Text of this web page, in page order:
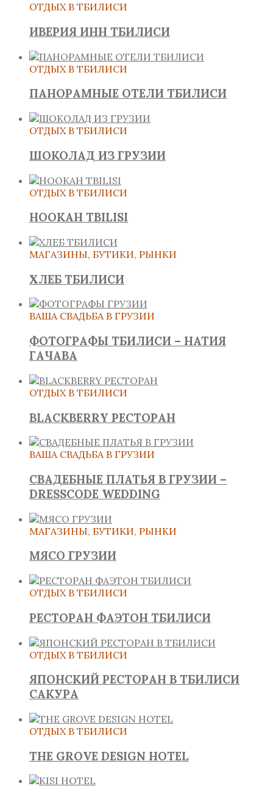
ОТДЫХ В ТБИЛИСИ
ИВЕРИЯ ИНН ТБИЛИСИ
ОТДЫХ В ТБИЛИСИ
ПАНОРАМНЫЕ ОТЕЛИ ТБИЛИСИ
ОТДЫХ В ТБИЛИСИ
ШОКОЛАД ИЗ ГРУЗИИ
ОТДЫХ В ТБИЛИСИ
HOOKAH TBILISI
МАГАЗИНЫ, БУТИКИ, РЫНКИ
ХЛЕБ ТБИЛИСИ
ВАША СВАДЬБА В ГРУЗИИ
ФОТОГРАФЫ ТБИЛИСИ – НАТИЯ
ГАЧАВА
ОТДЫХ В ТБИЛИСИ
BLACKBERRY РЕСТОРАН
ВАША СВАДЬБА В ГРУЗИИ
СВАДЕБНЫЕ ПЛАТЬЯ В ГРУЗИИ –
DRESSCODE WEDDING
МАГАЗИНЫ, БУТИКИ, РЫНКИ
МЯСО ГРУЗИИ
ОТДЫХ В ТБИЛИСИ
РЕСТОРАН ФАЭТОН ТБИЛИСИ
ОТДЫХ В ТБИЛИСИ
ЯПОНСКИЙ РЕСТОРАН В ТБИЛИСИ
САКУРА
ОТДЫХ В ТБИЛИСИ
THE GROVE DESIGN HOTEL